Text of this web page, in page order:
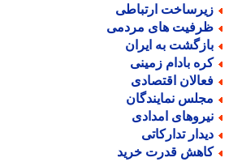
ارتباطی
های مردمی
به ایران
بادام زمینی
اقتصادی
نمایندگان
امدادی
تدارکاتی
قدرت خرید